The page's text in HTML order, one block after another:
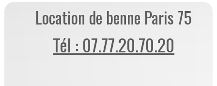
Location de benne Paris 75
Tél : 07.77.20.70.20